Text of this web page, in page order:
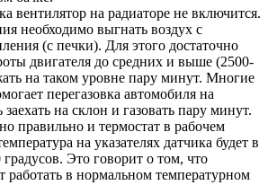
вентилятор на радиаторе не включится.
необходимо выгнать воздух с
(с печки). Для этого достаточно
двигателя до средних и выше (2500-
на таком уровне пару минут. Многие
перегазовка автомобиля на
заехать на склон и газовать пару минут.
правильно и термостат в рабочем
на указателях датчика будет в
градусов. Это говорит о том, что
работать в нормальном температурном